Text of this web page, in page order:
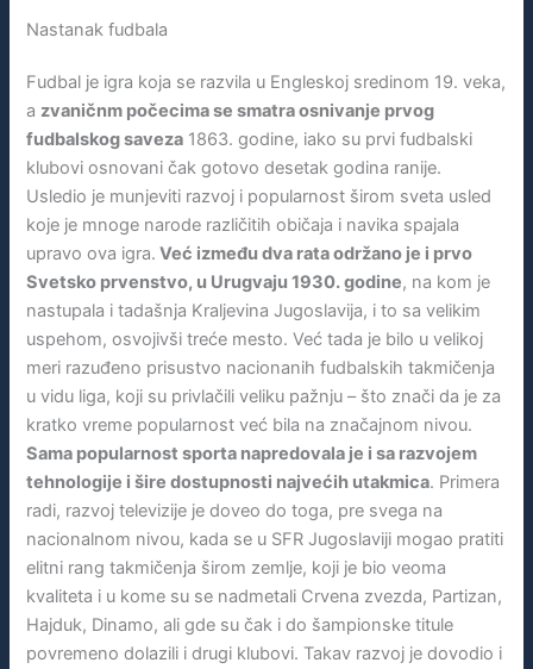
Nastanak fudbala
Fudbal je igra koja se razvila u Engleskoj sredinom 19. veka,
a zvaničnm počecima se smatra osnivanje prvog
fudbalskog saveza 1863. godine, iako su prvi fudbalski
klubovi osnovani čak gotovo desetak godina ranije.
Usledio je munjeviti razvoj i popularnost širom sveta usled
koje je mnoge narode različitih običaja i navika spajala
upravo ova igra. Već između dva rata održano je i prvo
Svetsko prvenstvo, u Urugvaju 1930. godine, na kom je
nastupala i tadašnja Kraljevina Jugoslavija, i to sa velikim
uspehom, osvojivši treće mesto. Već tada je bilo u velikoj
meri razuđeno prisustvo nacionanih fudbalskih takmičenja
u vidu liga, koji su privlačili veliku pažnju – što znači da je za
kratko vreme popularnost već bila na značajnom nivou.
Sama popularnost sporta napredovala je i sa razvojem
tehnologije i šire dostupnosti najvećih utakmica. Primera
radi, razvoj televizije je doveo do toga, pre svega na
nacionalnom nivou, kada se u SFR Jugoslaviji mogao pratiti
elitni rang takmičenja širom zemlje, koji je bio veoma
kvaliteta i u kome su se nadmetali Crvena zvezda, Partizan,
Hajduk, Dinamo, ali gde su čak i do šampionske titule
povremeno dolazili i drugi klubovi. Takav razvoj je dovodio i